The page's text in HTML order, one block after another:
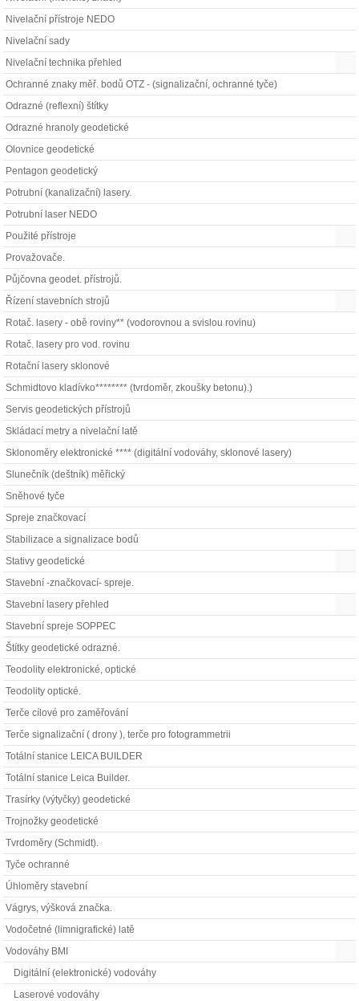
Nivelační přístroje NEDO
Nivelační sady
Nivelační technika přehled
Ochranné znaky měř. bodů OTZ - (signalizační, ochranné tyče)
Odrazné (reflexní) štítky
Odrazné hranoly geodetické
Olovnice geodetické
Pentagon geodetický
Potrubní (kanalizační) lasery.
Potrubní laser NEDO
Použité přístroje
Provažovače.
Půjčovna geodet. přístrojů.
Řízení stavebních strojů
Rotač. lasery - obě roviny** (vodorovnou a svislou rovinu)
Rotač. lasery pro vod. rovinu
Rotační lasery sklonové
Schmidtovo kladívko******** (tvrdoměr, zkoušky betonu).)
Servis geodetických přístrojů
Skládací metry a nivelační latě
Sklonoměry elektronické **** (digitální vodováhy, sklonové lasery)
Slunečník (deštník) měřický
Sněhové tyče
Spreje značkovací
Stabilizace a signalizace bodů
Stativy geodetické
Stavební -značkovací- spreje.
Stavební lasery přehled
Stavební spreje SOPPEC
Štítky geodetické odrazné.
Teodolity elektronické, optické
Teodolity optické.
Terče cílové pro zaměřování
Terče signalizační ( drony ), terče pro fotogrammetrii
Totální stanice LEICA BUILDER
Totální stanice Leica Builder.
Trasírky (výtyčky) geodetické
Trojnožky geodetické
Tvrdoměry (Schmidt).
Tyče ochranné
Úhloměry stavební
Vágrys, výšková značka.
Vodočetné (limnigrafické) latě
Vodováhy BMI
Digitální (elektronické) vodováhy
Laserové vodováhy